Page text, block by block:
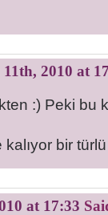
11th, 2010 at
:) Peki bu
kalıyor bir
at 17:33